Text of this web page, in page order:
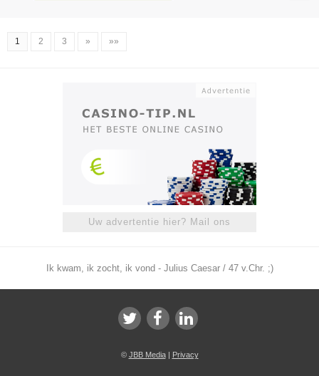
1 2 3 » »»
Uw advertentie hier? Mail ons
Ik kwam, ik zocht, ik vond - Julius Caesar / 47 v.Chr. ;)
© JBB Media| Privacy